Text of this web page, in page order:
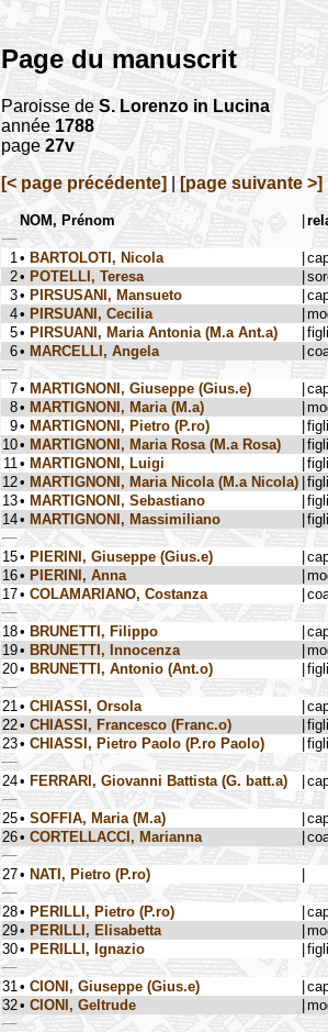
Page du manuscrit
Paroisse de S. Lorenzo in Lucina
année 1788
page 27v
[< page précédente]
[page suivante >]
NOM, Prénom
1 • BARTOLOTI, Nicola
2• POTELLI, Teresa
3• PIRSUSANI, Mansueto
4• PIRSUANI, Cecilia
5• PIRSUANI, Maria Antonia (M.a Ant.a)
6• MARCELLI, Angela
7• MARTIGNONI, Giuseppe (Gius.e)
8• MARTIGNONI, Maria (M.a)
9• MARTIGNONI, Pietro (P.ro)
10• MARTIGNONI, Maria Rosa (M.a Rosa)
11 • MARTIGNONI, Luigi
12• MARTIGNONI, Maria Nicola (M.a Nicola)
13• MARTIGNONI, Sebastiano
14• MARTIGNONI, Massimiliano
15• PIERINI, Giuseppe (Gius.e)
16• PIERINI, Anna
17• COLAMARIANO, Costanza
18• BRUNETTI, Filippo
19• BRUNETTI, Innocenza
20• BRUNETTI, Antonio (Ant.o)
21 • CHIASSI, Orsola
22• CHIASSI, Francesco (Franc.o)
23• CHIASSI, Pietro Paolo (P.ro Paolo)
24• FERRARI, Giovanni Battista (G. batt.a)
25• SOFFIA, Maria (M.a)
26• CORTELLACCI, Marianna
27• NATI, Pietro (P.ro)
28• PERILLI, Pietro (P.ro)
29• PERILLI, Elisabetta
30• PERILLI, Ignazio
31 • CIONI, Giuseppe (Gius.e)
32• CIONI, Geltrude